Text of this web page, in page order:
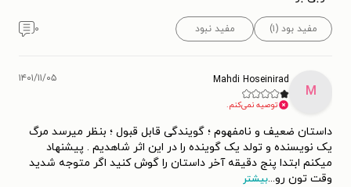
مفید بود (۱) مفید نبود ۰
M
Mahdi Hoseinirad
توصیه نمی‌کنم.
۱۴۰۱/۱۱/۰۵
داستان ضعیف و نامفهوم ؛ گویندگی قابل قبول ؛ بنظر میرسد مرگ
یک نویسنده و تولد یک گوینده را در این اثر شاهدیم . پیشنهاد
میکنم ابتدا پنج دقیقه آخر داستان را گوش کنید اگر متوجه شدید
وقت تون رو...بیشتر